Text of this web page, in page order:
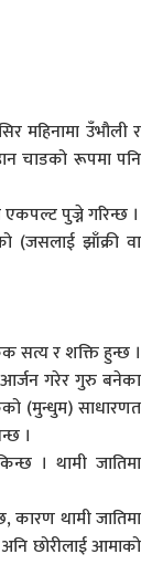
महिनामा उँभौली र
चाडको रूपमा पनि
एकपल्ट पुज्ने गरिन्छ ।
(जसलाई झाँक्री वा
सत्य र शक्ति हुन्छ ।
गरेर गुरु बनेका
(मुन्धुम) साधारणत
।
। थामी जातिमा
कारण थामी जातिमा
छोरीलाई आमाको